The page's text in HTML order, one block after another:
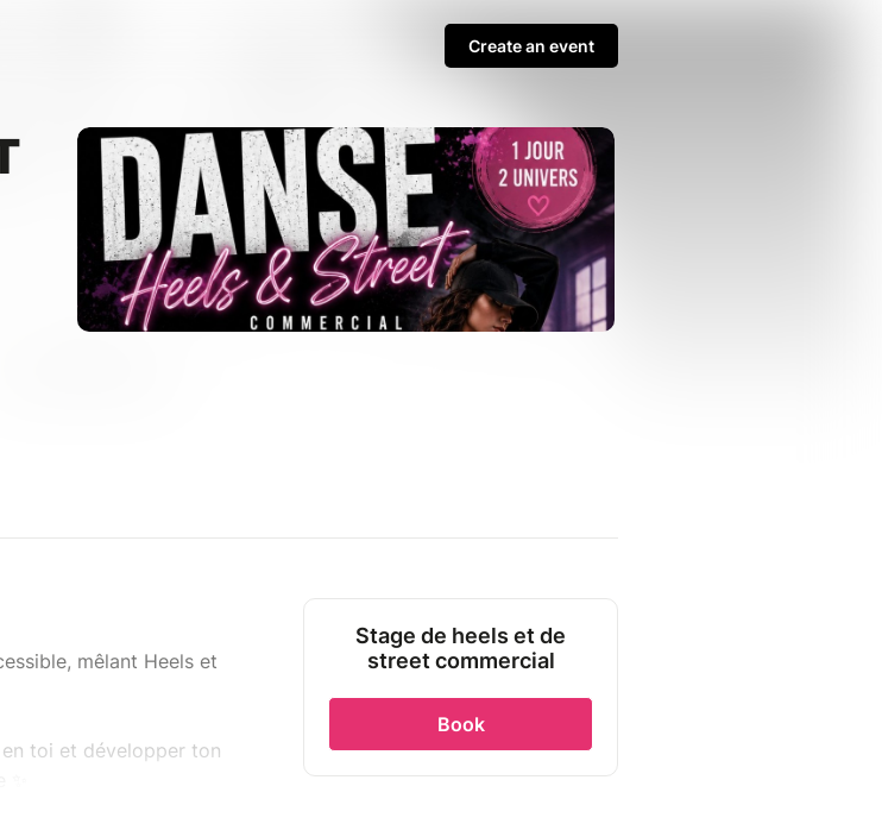
Create an event
mêlant Heels et
toi et développer ton
Stage de heels et de
street commercial
Book